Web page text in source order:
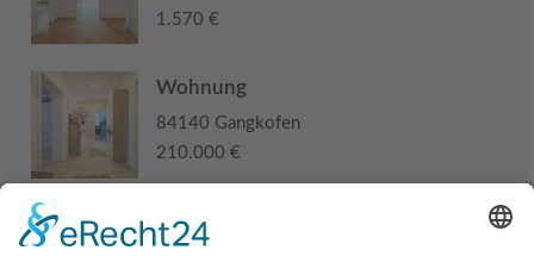
1.570 €
Wohnung
84140 Gangkofen
210.000 €
Haus